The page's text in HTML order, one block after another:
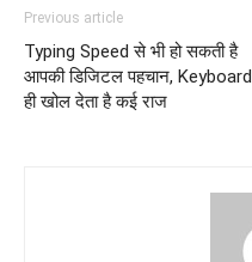
Previous article
Typing Speed से भी हो सकती है
आपकी डिजिटल पहचान, Keyboard
ही खोल देता है कई राज